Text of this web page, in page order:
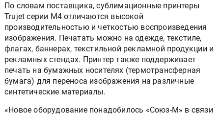
По словам поставщика, сублимационные принтеры
Trujet серии M4 отличаются высокой
производительностью и четкостью воспроизведения
изображения. Печатать можно на одежде, текстиле,
флагах, баннерах, текстильной рекламной продукции и
рекламных стендах. Принтер также поддерживает
печать на бумажных носителях (термотрансферная
бумага) для переноса изображения на различные
синтетические материалы.
«Новое оборудование понадобилось «Союз-М» в связи